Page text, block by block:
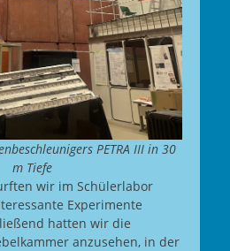
PETRA III in 30
m Tiefe
wir im Schülerlabor
Experimente
hatten wir die
anzusehen, in der